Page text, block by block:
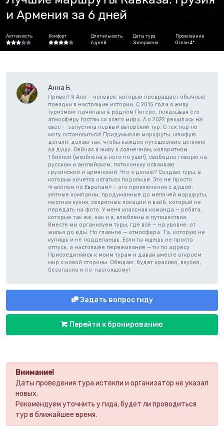
и Армения за 6 дней
Активность Комфорт
Длительность
6 дней
Даты тура
Завершено
Проживание
Отели 4*
Внимание!
Даты проведения тура истекли и организатор не указал
новых.
Рекомендуем уточнить у гида, будет ли проводиться
тур в ближайшее время.
Анна Б
Привет! Я Аня — человек, который превращает обычные
поездки в настоящие истории. С 2015 года я живу
туризмом: начинала в родном Питере, показывая его
атмосферу гостям со всего мира. А в 2022 решилась на
своё — запустила первый авторский тур. С тех пор не
могу остановиться! Придумываю маршруты, шлифую
детали, делаю так, чтобы каждое путешествие цепляло
за душу. Сейчас я живу в солнечном, колоритном
Тбилиси (влюблена в него по уши!), свободно говорю на
русском и английском, потихоньку осваиваю
грузинский и армянский. Что я делаю? Создаю туры, в
которых хочется остаться подольше. Это не просто
«галопом по Европам» — это приключения с душой:
уютные компании, продуманные до мелочей маршруты,
местная кухня, секретные локации и вайб, который не
передать на фото. У меня классная команда — ребята,
которые так же, как и я, влюблены в путешествия.
Вместе мы организуем туры, где всё — на уровне: от
жилья до еды. Но главное — атмосфера. Та, которую не
купишь и не подделаешь. Если ты ищешь не просто
отпуск, а настоящее переживание — ты по адресу.
Присоединяйся к моим турам и давай вместе откроем
мир с новой стороны. Обещаю: будет красиво, вкусно,
безопасно и по-настоящему!
Задать вопрос гиду
Перейти к бронированию